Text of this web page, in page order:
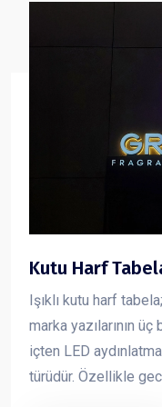
Kutu Harf
Işıklı kutu harf
marka yazılarının
içten LED
türüdür. Özellikle